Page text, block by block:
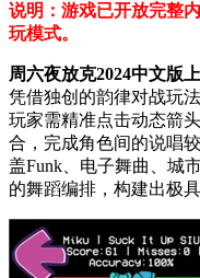
说明：游戏已开放完整
玩模式。
周六夜放克2024中文版
凭借独创的韵律对战玩
玩家需精准点击动态箭
合，完成角色间的说唱
盖Funk、电子舞曲、城
的舞蹈编排，构建出极